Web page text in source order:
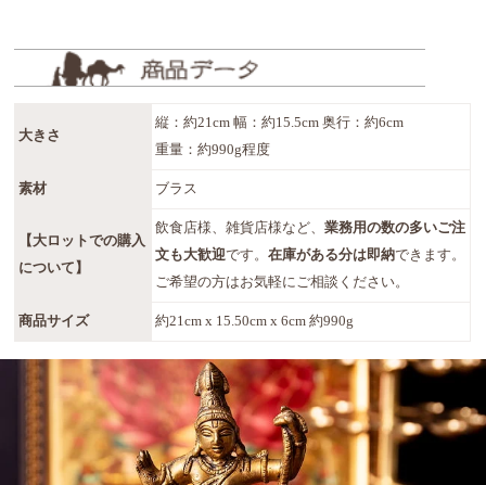
大きさ
縦：約21cm 幅：約15.5cm 奥行：約6cm
重量：約990g程度
素材 ブラス
【大ロットでの購入
について】
飲食店様、雑貨店様など、業務用の数の多いご注
文も大歓迎です。在庫がある分は即納できます。
ご希望の方はお気軽にご相談ください。
商品サイズ 約21cm x 15.50cm x 6cm 約990g